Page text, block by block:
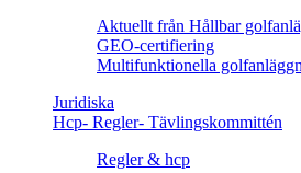
Aktuellt från Hållbar
GEO-certifiering
Multifunktionella
Juridiska
Hcp- Regler- Tävlingskommittén
Regler & hcp